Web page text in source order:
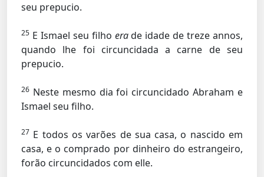
seu prepucio.
25 E Ismael seu filho erade idade de treze annos,
quando lhe foi circuncidada a carne de seu
prepucio.
26 Neste mesmo dia foi circuncidado Abraham e
Ismael seu filho.
27 E todos os varões de sua casa, o nascido em
casa, e o comprado por dinheiro do estrangeiro,
forão circuncidados com elle.